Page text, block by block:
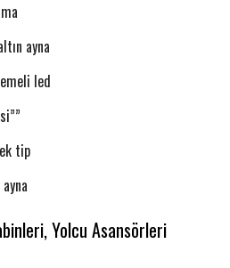
ayna
led
tip
,Yolcu Asansörleri